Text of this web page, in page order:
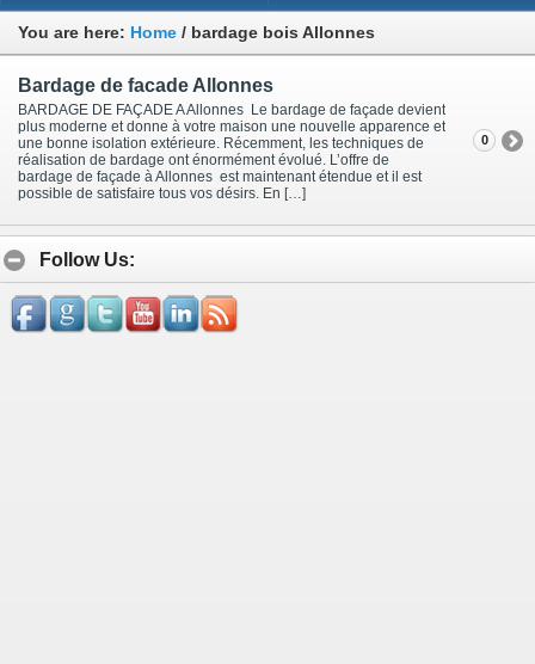
You are here: Home / bardage bois Allonnes
Bardage de facade Allonnes
BARDAGE DE FAÇADE A Allonnes Le bardage de façade devient
plus moderne et donne à votre maison une nouvelle apparence et
une bonne isolation extérieure. Récemment, les techniques de
réalisation de bardage ont énormément évolué. L’offre de
bardage de façade à Allonnes est maintenant étendue et il est
possible de satisfaire tous vos désirs. En […]
0
Follow Us: